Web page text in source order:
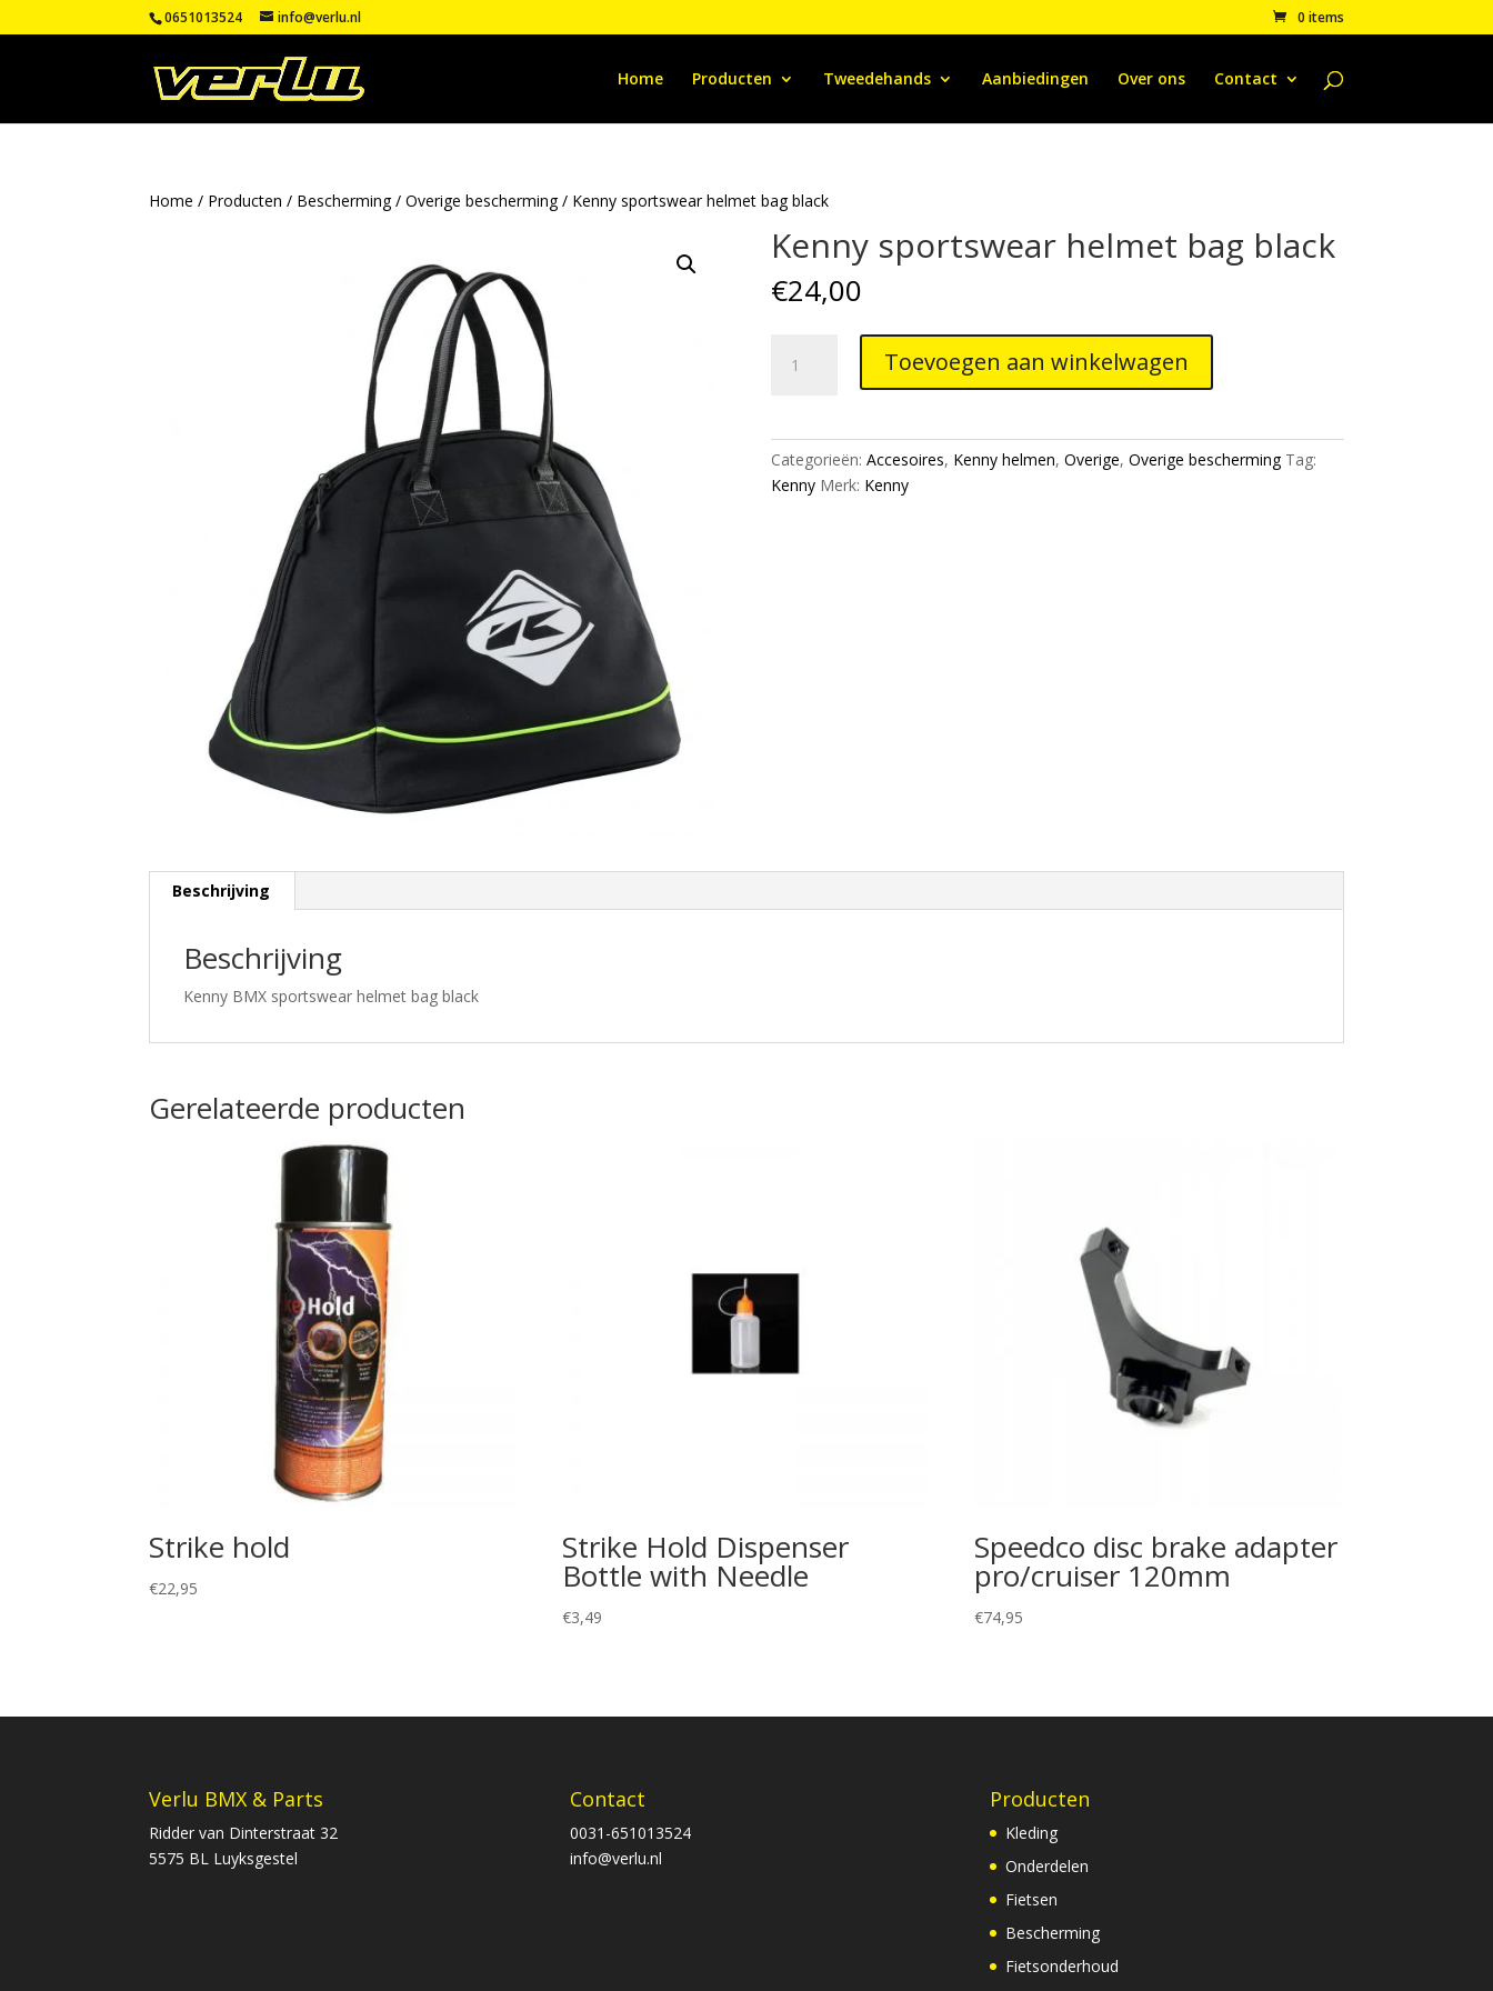
0651013524 info@verlu.nl 0 items
Home Producten Tweedehands Aanbiedingen Over ons Contact
Home / Producten / Bescherming/Overige bescherming/ Kenny sportswear helmet bag black
Kenny sportswear helmet bag black
€24,00
sportswear
aantal
Toevoegen aan winkelwagen
Categorieën: Accesoires, Kenny helmen, Overige, Overige bescherming Tag:
Kenny Merk: Kenny
Beschrijving
Beschrijving
Kenny BMX sportswear helmet bag black
Gerelateerde producten
Strike hold
€22,95
Strike Hold Dispenser
Bottle with Needle
€3,49
Speedco disc brake adapter
pro/cruiser 120mm
€74,95
Verlu BMX & Parts
Ridder van Dinterstraat 32
5575 BL Luyksgestel
Contact
0031-651013524
info@verlu.nl
Producten
Kleding
Onderdelen
Fietsen
Bescherming
Fietsonderhoud